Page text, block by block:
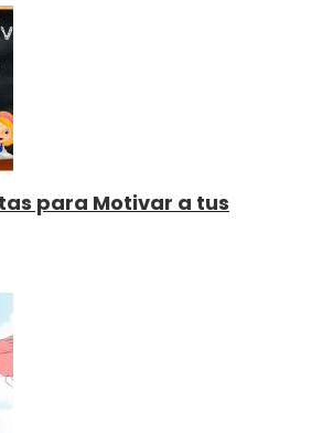
para Motivar a tus